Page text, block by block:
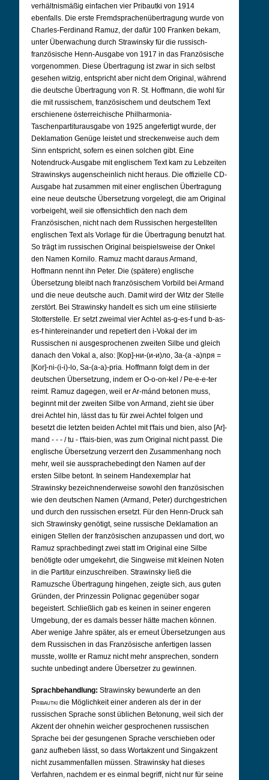
verhältnismäßig einfachen vier Pribautki von 1914
ebenfalls. Die erste Fremdsprachenübertragung wurde von
Charles-Ferdinand Ramuz, der dafür 100 Franken bekam,
unter Überwachung durch Strawinsky für die russisch-
französische Henn-Ausgabe von 1917 in das Französische
vorgenommen. Diese Übertragung ist zwar in sich selbst
gesehen witzig, entspricht aber nicht dem Original, während
die deutsche Übertragung von R. St. Hoffmann, die wohl für
die mit russischem, französischem und deutschem Text
erschienene österreichische Philharmonia-
Taschenpartiturausgabe von 1925 angefertigt wurde, der
Deklamation Genüge leistet und streckenweise auch dem
Sinn entspricht, sofern es einen solchen gibt. Eine
Notendruck-Ausgabe mit englischem Text kam zu Lebzeiten
Strawinskys augenscheinlich nicht heraus. Die offizielle CD-
Ausgabe hat zusammen mit einer englischen Übertragung
eine neue deutsche Übersetzung vorgelegt, die am Original
vorbeigeht, weil sie offensichtlich den nach dem
Französischen, nicht nach dem Russischen hergestellten
englischen Text als Vorlage für die Übertragung benutzt hat.
So trägt im russischen Original beispielsweise der Onkel
den Namen Kornilo. Ramuz macht daraus Armand,
Hoffmann nennt ihn Peter. Die (spätere) englische
Übersetzung bleibt nach französischem Vorbild bei Armand
und die neue deutsche auch. Damit wird der Witz der Stelle
zerstört. Bei Strawinsky handelt es sich um eine stilisierte
Stotterstelle. Er setzt zweimal vier Achtel as-g-es-f und b-as-
es-f hintereinander und repetiert den i-Vokal der im
Russischen ni ausgesprochenen zweiten Silbe und gleich
danach den Vokal a, also: [Кор]-ни-(и-и)­ло, За-(а -а)­пря =
[Kor]-ni-(i-i)-lo, Sa-(a-a)-pria. Hoffmann folgt dem in der
deutschen Übersetzung, indem er O-o-on-kel / Pe-e-e-ter
reimt. Ramuz dagegen, weil er Ar-mánd betonen muss,
beginnt mit der zweiten Silbe von Armand, zieht sie über
drei Achtel hin, lässt das tu für zwei Achtel folgen und
besetzt die letzten beiden Achtel mit t'fais und bien, also [Ar]-
mand - - - / tu - t'fais-bien, was zum Original nicht passt. Die
englische Übersetzung verzerrt den Zusammenhang noch
mehr, weil sie aussprachebedingt den Namen auf der
ersten Silbe betont. In seinem Handexemplar hat
Strawinsky bezeichnenderweise sowohl den französischen
wie den deutschen Namen (Armand, Peter) durchgestrichen
und durch den russischen ersetzt. Für den Henn-Druck sah
sich Strawinsky genötigt, seine russische Deklamation an
einigen Stellen der französischen anzupassen und dort, wo
Ramuz sprachbedingt zwei statt im Original eine Silbe
benötigte oder umgekehrt, die Singweise mit kleinen Noten
in die Partitur einzuschreiben. Strawinsky ließ die
Ramuzsche Übertragung hingehen, zeigte sich, aus guten
Gründen, der Prinzessin Polignac gegenüber sogar
begeistert. Schließlich gab es keinen in seiner engeren
Umgebung, der es damals besser hätte machen können.
Aber wenige Jahre später, als er erneut Übersetzungen aus
dem Russischen in das Französische anfertigen lassen
musste, wollte er Ramuz nicht mehr ansprechen, sondern
suchte unbedingt andere Übersetzer zu gewinnen.
Sprachbehandlung: Strawinsky bewunderte an den
Pribautki die Möglichkeit einer anderen als der in der
russischen Sprache sonst üblichen Betonung, weil sich der
Akzent der ohnehin weicher gesprochenen russischen
Sprache bei der gesungenen Sprache verschieben oder
ganz aufheben lässt, so dass Wortakzent und Singakzent
nicht zusammenfallen müssen. Strawinsky hat dieses
Verfahren, nachdem er es einmal begriff, nicht nur für seine